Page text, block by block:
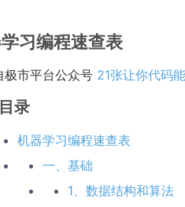
习编程速查表
极市平台公众号 21张让你代码
录
机器学习编程速查表
一、基础
1、数据结构和算法